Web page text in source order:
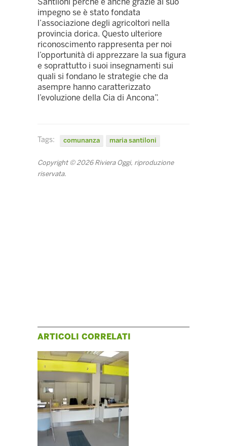
impegno se è stato fondata
l’associazione degli agricoltori nella
provincia dorica. Questo ulteriore
riconoscimento rappresenta per noi
l’opportunità di apprezzare la sua figura
e soprattutto i suoi insegnamenti sui
quali si fondano le strategie che da
asempre hanno caratterizzato
l’evoluzione della Cia di Ancona”.
Tags: comunanza maria santiloni
Copyright © 2026 Riviera Oggi, riproduzione
riservata.
ARTICOLI CORRELATI